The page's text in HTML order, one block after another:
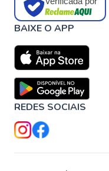
BAIXE O APP
REDES SOCIAIS